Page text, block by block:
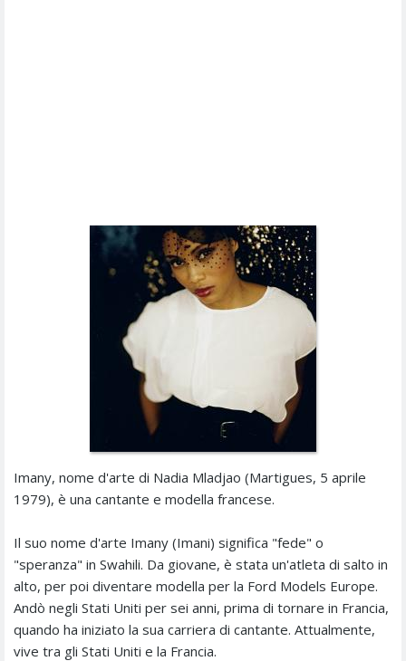
Imany, nome d'arte di Nadia Mladjao (Martigues, 5 aprile
1979), è una cantante e modella francese.
Il suo nome d'arte Imany (Imani) significa "fede" o
"speranza" in Swahili. Da giovane, è stata un'atleta di salto in
alto, per poi diventare modella per la Ford Models Europe.
Andò negli Stati Uniti per sei anni, prima di tornare in Francia,
quando ha iniziato la sua carriera di cantante. Attualmente,
vive tra gli Stati Uniti e la Francia.